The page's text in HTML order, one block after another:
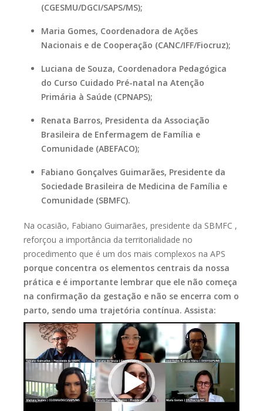
(CGESMU/DGCI/SAPS/MS);
Maria Gomes, Coordenadora de Ações
Nacionais e de Cooperação (CANC/IFF/Fiocruz);
Luciana de Souza, Coordenadora Pedagógica
do Curso Cuidado Pré-natal na Atenção
Primária à Saúde (CPNAPS);
Renata Barros, Presidenta da Associação
Brasileira de Enfermagem de Família e
Comunidade (ABEFACO);
Fabiano Gonçalves Guimarães, Presidente da
Sociedade Brasileira de Medicina de Família e
Comunidade (SBMFC).
Na ocasião, Fabiano Guimarães, presidente da SBMFC ,
reforçou a importância da territorialidade no
procedimento que é um dos mais complexos na APS
porque concentra os elementos centrais da nossa
prática e é importante lembrar que ele não começa
na confirmação da gestação e não se encerra com o
parto, sendo uma trajetória contínua. Assista:
Tocador
vídeo